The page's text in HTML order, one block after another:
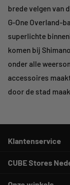
brede velgen van
G-One Overland-
superlichte
komen bij
onder alle
accessoires
door de stad
Klantenservice
CUBE Stores